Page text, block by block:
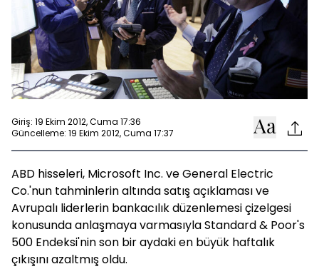
Giriş: 19 Ekim 2012, Cuma 17:36
Güncelleme: 19 Ekim 2012, Cuma 17:37
ABD hisseleri, Microsoft Inc. ve General Electric
Co.'nun tahminlerin altında satış açıklaması ve
Avrupalı liderlerin bankacılık düzenlemesi çizelgesi
konusunda anlaşmaya varmasıyla Standard & Poor's
500 Endeksi'nin son bir aydaki en büyük haftalık
çıkışını azaltmış oldu.